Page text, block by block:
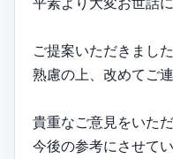
ご提案いただきまし
熟慮の上、改めてご
貴重なご意見をいただ
今後の参考にさせて